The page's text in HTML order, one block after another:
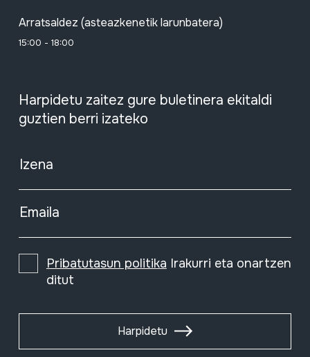
Arratsaldez (asteazkenetik larunbatera)
15:00 - 18:00
Harpidetu zaitez gure buletinera ekitaldi
guztien berri izateko
Izena
Emaila
Pribatutasun politika Irakurri eta onartzen
ditut
Harpidetu